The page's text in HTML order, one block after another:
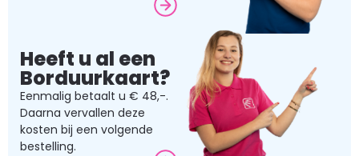
Heeft u al een
Borduurkaart?
Eenmalig betaalt u € 48,-.
Daarna vervallen deze
kosten bij een volgende
bestelling.